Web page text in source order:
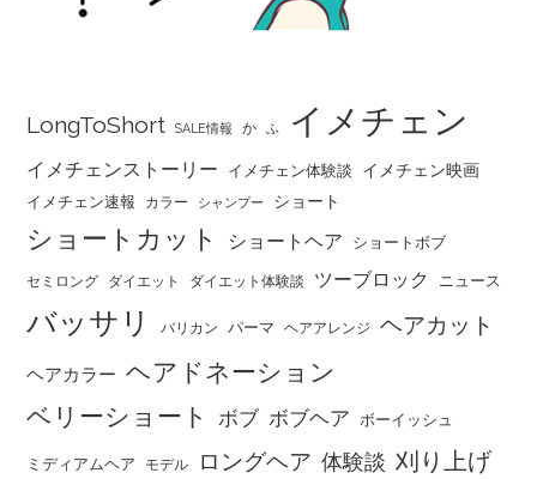
LongToShort SALE情報 か ふ イメチェン
イメチェンストーリー イメチェン体験談 イメチェン映画
イメチェン速報 カラー シャンプー ショート
ショートカット ショートヘア ショートボブ
セミロング ダイエット ダイエット体験談 ツーブロック ニュース
バッサリ バリカン パーマ ヘアアレンジ ヘアカット
ヘアカラー ヘアドネーション
ベリーショート
ボブ ボブヘア ボーイッシュ
ミディアムヘア モデル ロングヘア 体験談 刈り上げ